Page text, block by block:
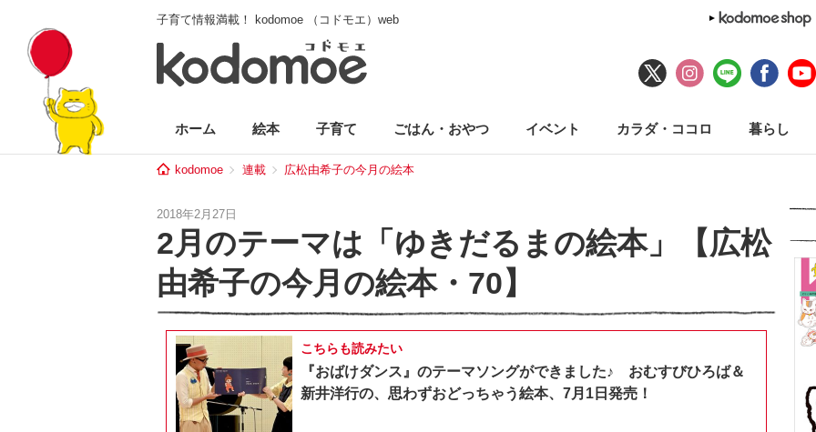
子育て情報満載！ kodomoe （コドモエ）web
ホーム 絵本 子育て ごはん・おやつ イベント カラダ・ココロ 暮らし
kodomoe 連載 広松由希子の今月の絵本
2018年2月27日
2月のテーマは「ゆきだるまの絵本」【広松
由希子の今月の絵本・70】
こちらも読みたい
『おばけダンス』のテーマソングができました♪ おむすびひろば＆
新井洋行の、思わずおどっちゃう絵本、7月1日発売！